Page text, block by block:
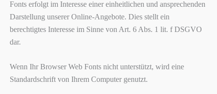
Fonts erfolgt im Interesse einer einheitlichen und ansprechenden
Darstellung unserer Online-Angebote. Dies stellt ein
berechtigtes Interesse im Sinne von Art. 6 Abs. 1 lit. f DSGVO
dar.
Wenn Ihr Browser Web Fonts nicht unterstützt, wird eine
Standardschrift von Ihrem Computer genutzt.